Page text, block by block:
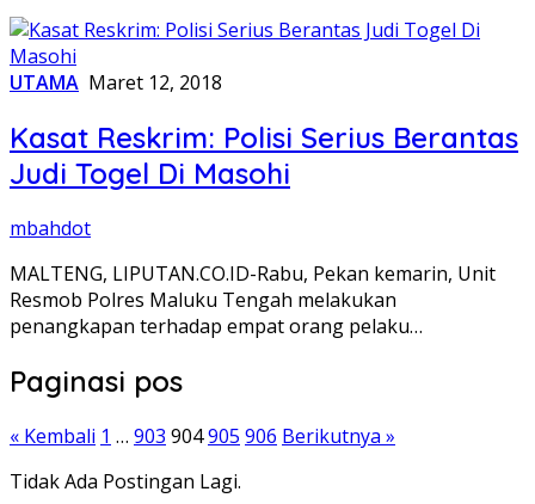
UTAMA Maret 12, 2018
Kasat Reskrim: Polisi Serius Berantas
Judi Togel Di Masohi
mbahdot
MALTENG, LIPUTAN.CO.ID-Rabu, Pekan kemarin, Unit
Resmob Polres Maluku Tengah melakukan
penangkapan terhadap empat orang pelaku…
Paginasi pos
« Kembali 1 … 903 904905 906 Berikutnya »
Tidak Ada Postingan Lagi.